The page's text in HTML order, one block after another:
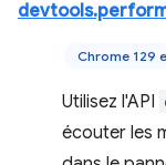
Chrome 129
Utilisez l'API
écouter les